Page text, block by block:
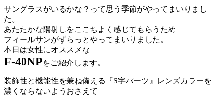
サングラスがいるかな？って思う季節がやってまいりまし
た。
あたたかな陽射しをここちよく感じてもらうため
フィールサンがずらっとやってまいりました。
本日は女性にオススメな
F-40NPをご紹介します。
装飾性と機能性を兼ね備える『S字パーツ』レンズカラーを
濃くならないようおさえて